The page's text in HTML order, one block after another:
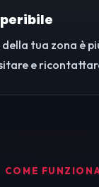
tua zona è
e
COME